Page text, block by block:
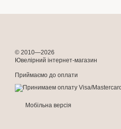
© 2010—2026
Ювелірний інтернет-магазин
Приймаємо до оплати
Мобільна версія